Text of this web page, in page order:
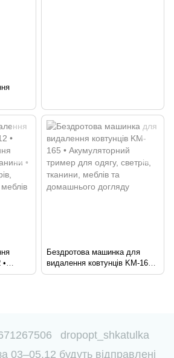
•
Бездротова машинка для
видалення ковтунців KM-165 •
Акумуляторний тример для
dropopt_shkatulka
03–05.12 будуть відправлені